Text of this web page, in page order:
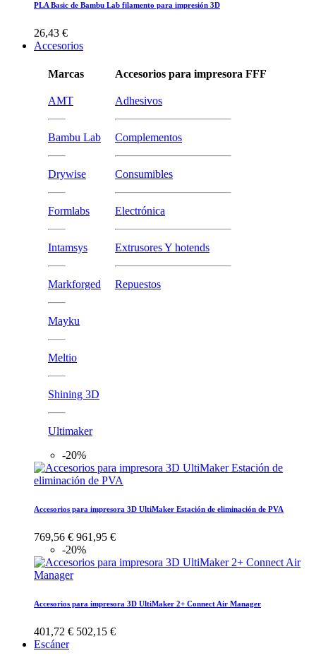
PLA Basic de Bambu Lab filamento para impresión 3D
26,43 €
Accesorios
Marcas
AMT
Bambu Lab
Drywise
Formlabs
Intamsys
Markforged
Mayku
Meltio
Shining 3D
Ultimaker
Accesorios para impresora FFF
Adhesivos
Complementos
Consumibles
Electrónica
Extrusores Y hotends
Repuestos
-20%
Accesorios para impresora 3D UltiMaker Estación de eliminación de PVA
769,56 € 961,95 €
-20%
Accesorios para impresora 3D UltiMaker 2+ Connect Air Manager
401,72 € 502,15 €
Escáner